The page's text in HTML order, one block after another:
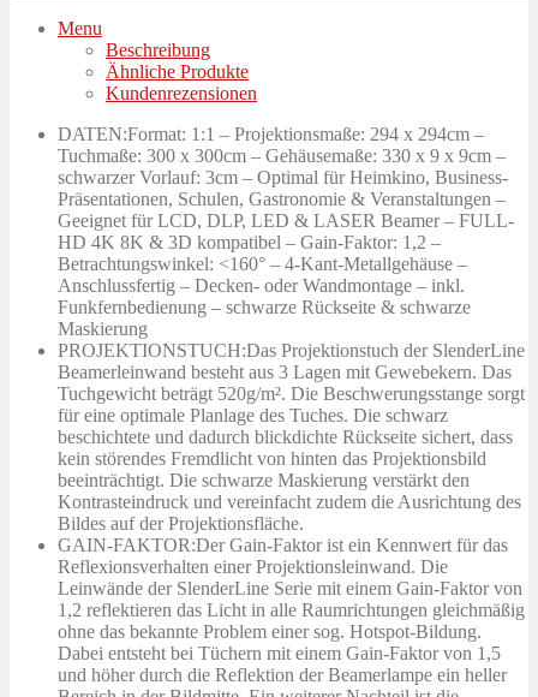
Menu
Beschreibung
Ähnliche Produkte
Kundenrezensionen
DATEN:Format: 1:1 – Projektionsmaße: 294 x 294cm –
Tuchmaße: 300 x 300cm – Gehäusemaße: 330 x 9 x 9cm –
schwarzer Vorlauf: 3cm – Optimal für Heimkino, Business-
Präsentationen, Schulen, Gastronomie & Veranstaltungen –
Geeignet für LCD, DLP, LED & LASER Beamer – FULL-
HD 4K 8K & 3D kompatibel – Gain-Faktor: 1,2 –
Betrachtungswinkel: <160° – 4-Kant-Metallgehäuse –
Anschlussfertig – Decken- oder Wandmontage – inkl.
Funkfernbedienung – schwarze Rückseite & schwarze
Maskierung
PROJEKTIONSTUCH:Das Projektionstuch der SlenderLine
Beamerleinwand besteht aus 3 Lagen mit Gewebekern. Das
Tuchgewicht beträgt 520g/m². Die Beschwerungsstange sorgt
für eine optimale Planlage des Tuches. Die schwarz
beschichtete und dadurch blickdichte Rückseite sichert, dass
kein störendes Fremdlicht von hinten das Projektionsbild
beeinträchtigt. Die schwarze Maskierung verstärkt den
Kontrasteindruck und vereinfacht zudem die Ausrichtung des
Bildes auf der Projektionsfläche.
GAIN-FAKTOR:Der Gain-Faktor ist ein Kennwert für das
Reflexionsverhalten einer Projektionsleinwand. Die
Leinwände der SlenderLine Serie mit einem Gain-Faktor von
1,2 reflektieren das Licht in alle Raumrichtungen gleichmäßig
ohne das bekannte Problem einer sog. Hotspot-Bildung.
Dabei entsteht bei Tüchern mit einem Gain-Faktor von 1,5
und höher durch die Reflektion der Beamerlampe ein heller